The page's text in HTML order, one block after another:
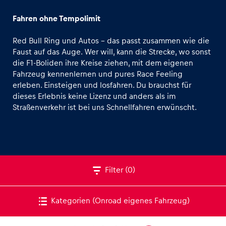
Erlebnisse
Alle anzeigen
Fahren ohne Tempolimit
Red Bull Ring und Autos – das passt zusammen wie die
Faust auf das Auge. Wer will, kann die Strecke, wo sonst
die F1-Boliden ihre Kreise ziehen, mit dem eigenen
Fahrzeug kennenlernen und pures Race Feeling
erleben. Einsteigen und losfahren. Du brauchst für
dieses Erlebnis keine Lizenz und anders als im
Straßenverkehr ist bei uns Schnellfahren erwünscht.
Filter (0)
Kategorien (Onroad eigenes Fahrzeug)
Formel Renault 3.5
Kart
INEOS Grenadier
Land Rover Defender
CFMOTO Offroad-Buggy